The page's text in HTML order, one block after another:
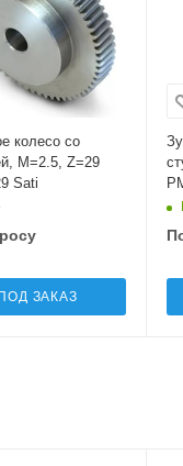
колесо со
M=2.5, Z=29
Sati
ПОД ЗАКАЗ